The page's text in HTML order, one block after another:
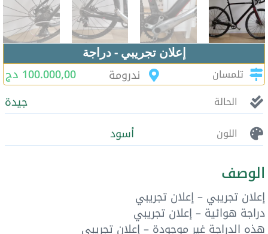
إعلان تجريبي - دراجة
تلمسان ندرومة 100.000,00 دج
الحالة جيدة
اللون أسود
الوصف
إعلان تجريبي – إعلان تجريبي
دراجة هوائية – إعلان تجريبي
هذه الدراجة غير موجودة – إعلان تجريبي